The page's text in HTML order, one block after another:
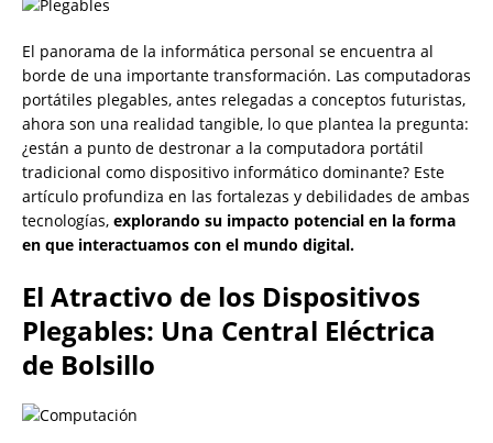
El panorama de la informática personal se encuentra al
borde de una importante transformación. Las computadoras
portátiles plegables, antes relegadas a conceptos futuristas,
ahora son una realidad tangible, lo que plantea la pregunta:
¿están a punto de destronar a la computadora portátil
tradicional como dispositivo informático dominante? Este
artículo profundiza en las fortalezas y debilidades de ambas
tecnologías, explorando su impacto potencial en la forma
en que interactuamos con el mundo digital.
El Atractivo de los Dispositivos
Plegables: Una Central Eléctrica
de Bolsillo